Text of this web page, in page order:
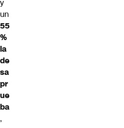
y
un
55
%
la
de
sa
pr
ue
ba
,